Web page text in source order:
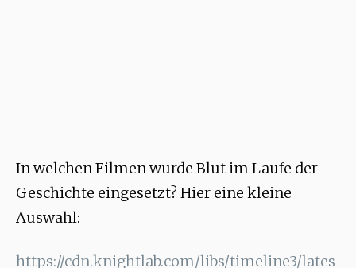
In welchen Filmen wurde Blut im Laufe der
Geschichte eingesetzt? Hier eine kleine
Auswahl:
https://cdn.knightlab.com/libs/timeline3/lates